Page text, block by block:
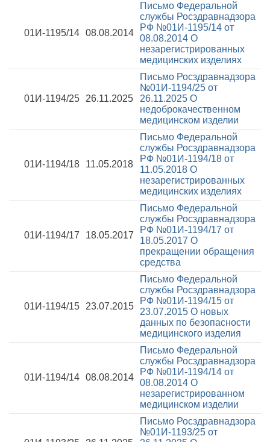
01И-1195/14 08.08.2014
Письмо Федеральной
службы Росздравнадзора
РФ №01И-1195/14 от
08.08.2014 О
незарегистрированных
медицинских изделиях
01И-1194/25 26.11.2025
Письмо Росздравнадзора
№01И-1194/25 от
26.11.2025 О
недоброкачественном
медицинском изделии
01И-1194/18 11.05.2018
Письмо Федеральной
службы Росздравнадзора
РФ №01И-1194/18 от
11.05.2018 О
незарегистрированных
медицинских изделиях
01И-1194/17 18.05.2017
Письмо Федеральной
службы Росздравнадзора
РФ №01И-1194/17 от
18.05.2017 О
прекращении обращения
средства
01И-1194/15 23.07.2015
Письмо Федеральной
службы Росздравнадзора
РФ №01И-1194/15 от
23.07.2015 О новых
данных по безопасности
медицинского изделия
01И-1194/14 08.08.2014
Письмо Федеральной
службы Росздравнадзора
РФ №01И-1194/14 от
08.08.2014 О
незарегистрированном
медицинском изделии
Письмо Росздравнадзора
№01И-1193/25 от